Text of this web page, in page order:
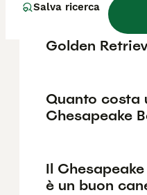
Salva ricerca
Quanto può
Golden
Quanto costa
Chesapeake
Il
è un buon